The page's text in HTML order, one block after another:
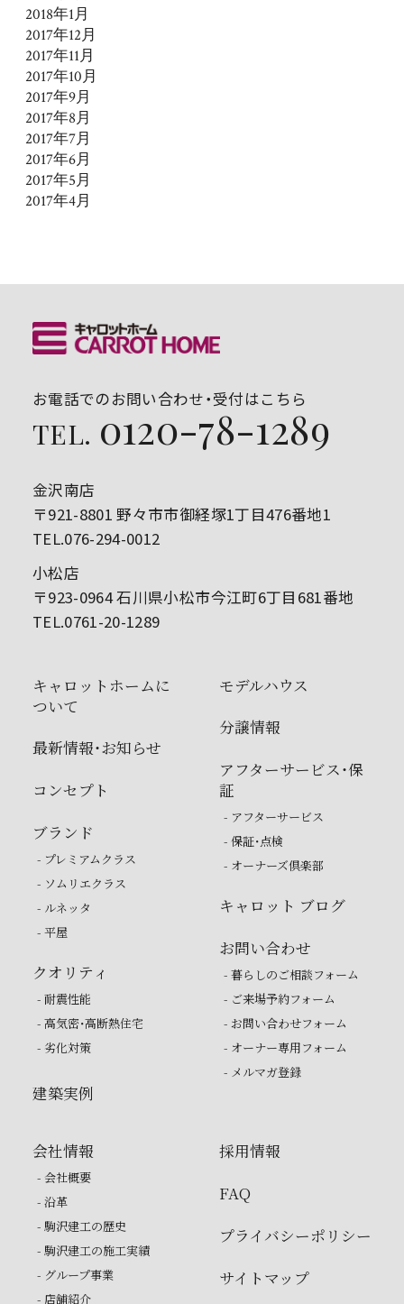
2018年1月
2017年12月
2017年11月
2017年10月
2017年9月
2017年8月
2017年7月
2017年6月
2017年5月
2017年4月
お電話でのお問い合わせ・受付はこちら
TEL. 0120-78-1289
金沢南店
〒921-8801 野々市市御経塚1丁目476番地1
TEL.076-294-0012
小松店
〒923-0964 石川県小松市今江町6丁目681番地
TEL.0761-20-1289
キャロットホームに
ついて
最新情報・お知らせ
コンセプト
ブランド
- プレミアムクラス
- ソムリエクラス
- ルネッタ
- 平屋
クオリティ
- 耐震性能
- 高気密・高断熱住宅
- 劣化対策
建築実例
モデルハウス
分譲情報
アフターサービス・保
証
- アフターサービス
- 保証・点検
- オーナーズ倶楽部
キャロット ブログ
お問い合わせ
- 暮らしのご相談フォーム
- ご来場予約フォーム
- お問い合わせフォーム
- オーナー専用フォーム
- メルマガ登録
会社情報
- 会社概要
- 沿革
- 駒沢建工の歴史
- 駒沢建工の施工実績
- グループ事業
- 店舗紹介
採用情報
FAQ
プライバシーポリシー
サイトマップ